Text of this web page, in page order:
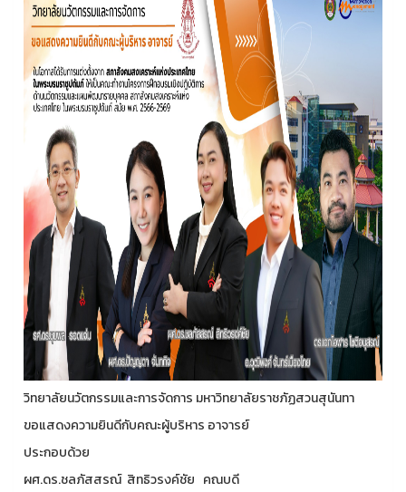
วิทยาลัยนวัตกรรมและการจัดการ มหาวิทยาลัยราชภัฏสวนสุนันทา
ขอแสดงความยินดีกับคณะผู้บริหาร อาจารย์
ประกอบด้วย
ผศ.ดร.ชลภัสสรณ์ สิทธิวรงค์ชัย คณบดี